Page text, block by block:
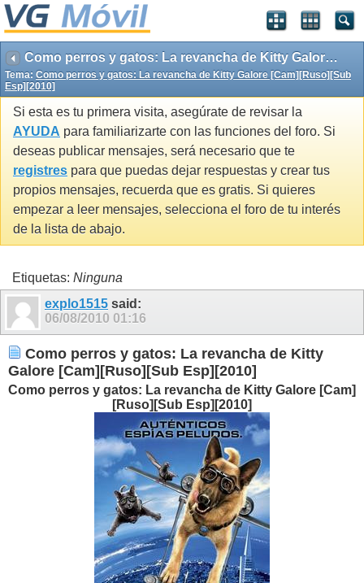
Como perros y gatos: La revancha de Kitty Galore [Cam][Ruso][Sub Esp][2010]
Tema: Como perros y gatos: La revancha de Kitty Galore [Cam][Ruso][Sub
Esp][2010]
Si esta es tu primera visita, asegúrate de revisar la
AYUDA para familiarizarte con las funciones del foro. Si
deseas publicar mensajes, será necesario que te
registres para que puedas dejar respuestas y crear tus
propios mensajes, recuerda que es gratis. Si quieres
empezar a leer mensajes, selecciona el foro de tu interés
de la lista de abajo.
Etiquetas: Ninguna
explo1515 said:
06/08/2010 01:16
Como perros y gatos: La revancha de Kitty
Galore [Cam][Ruso][Sub Esp][2010]
Como perros y gatos: La revancha de Kitty Galore [Cam]
[Ruso][Sub Esp][2010]